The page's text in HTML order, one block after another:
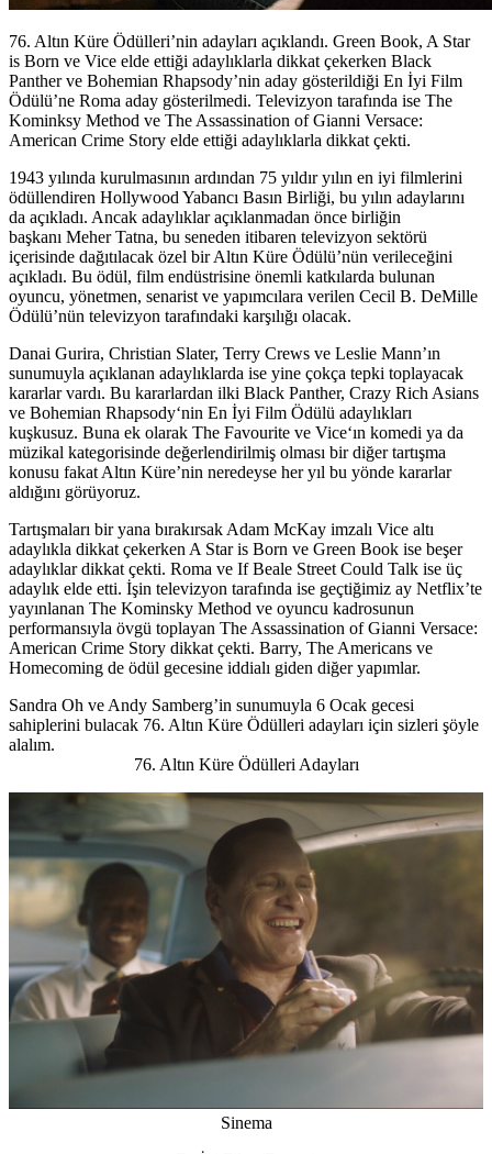
76. Altın Küre Ödülleri’nin adayları açıklandı. Green Book, A Star
is Born ve Vice elde ettiği adaylıklarla dikkat çekerken Black
Panther ve Bohemian Rhapsody’nin aday gösterildiği En İyi Film
Ödülü’ne Roma aday gösterilmedi. Televizyon tarafında ise The
Kominksy Method ve The Assassination of Gianni Versace:
American Crime Story elde ettiği adaylıklarla dikkat çekti.
1943 yılında kurulmasının ardından 75 yıldır yılın en iyi filmlerini
ödüllendiren Hollywood Yabancı Basın Birliği, bu yılın adaylarını
da açıkladı. Ancak adaylıklar açıklanmadan önce birliğin
başkanı Meher Tatna, bu seneden itibaren televizyon sektörü
içerisinde dağıtılacak özel bir Altın Küre Ödülü’nün verileceğini
açıkladı. Bu ödül, film endüstrisine önemli katkılarda bulunan
oyuncu, yönetmen, senarist ve yapımcılara verilen Cecil B. DeMille
Ödülü’nün televizyon tarafındaki karşılığı olacak.
Danai Gurira, Christian Slater, Terry Crews ve Leslie Mann’ın
sunumuyla açıklanan adaylıklarda ise yine çokça tepki toplayacak
kararlar vardı. Bu kararlardan ilki Black Panther, Crazy Rich Asians
ve Bohemian Rhapsody‘nin En İyi Film Ödülü adaylıkları
kuşkusuz. Buna ek olarak The Favourite ve Vice‘ın komedi ya da
müzikal kategorisinde değerlendirilmiş olması bir diğer tartışma
konusu fakat Altın Küre’nin neredeyse her yıl bu yönde kararlar
aldığını görüyoruz.
Tartışmaları bir yana bırakırsak Adam McKay imzalı Vice altı
adaylıkla dikkat çekerken A Star is Born ve Green Book ise beşer
adaylıklar dikkat çekti. Roma ve If Beale Street Could Talk ise üç
adaylık elde etti. İşin televizyon tarafında ise geçtiğimiz ay Netflix’te
yayınlanan The Kominsky Method ve oyuncu kadrosunun
performansıyla övgü toplayan The Assassination of Gianni Versace:
American Crime Story dikkat çekti. Barry, The Americans ve
Homecoming de ödül gecesine iddialı giden diğer yapımlar.
Sandra Oh ve Andy Samberg’in sunumuyla 6 Ocak gecesi
sahiplerini bulacak 76. Altın Küre Ödülleri adayları için sizleri şöyle
alalım.
76. Altın Küre Ödülleri Adayları
Sinema